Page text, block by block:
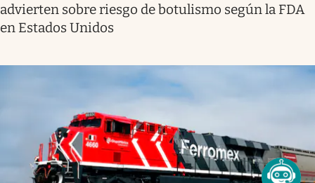
advierten sobre riesgo de botulismo según la FDA
en Estados Unidos